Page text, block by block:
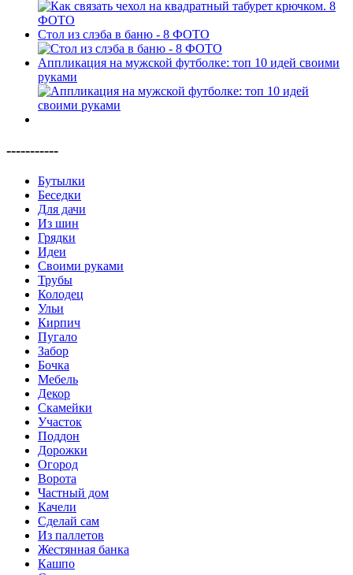
Стол из слэба в баню - 8 ФОТО
Аппликация на мужской футболке: топ 10 идей своими
руками
-----------
Бутылки
Беседки
Для дачи
Из шин
Грядки
Идеи
Своими руками
Трубы
Колодец
Ульи
Кирпич
Пугало
Забор
Бочка
Мебель
Декор
Скамейки
Участок
Поддон
Дорожки
Огород
Ворота
Частный дом
Качели
Сделай сам
Из паллетов
Жестянная банка
Кашпо